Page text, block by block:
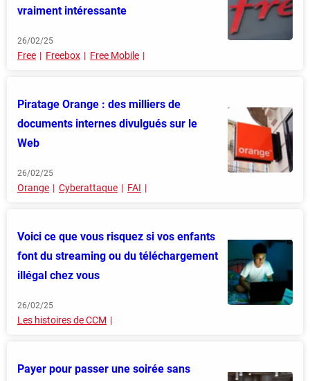
vraiment intéressante
26/02/25
Free Freebox Free Mobile
Piratage Orange : des milliers de
documents internes divulgués sur le
Web
26/02/25
Orange Cyberattaque FAI
Voici ce que vous risquez si vos enfants
font du streaming ou du téléchargement
illégal chez vous
26/02/25
Les histoires de CCM
Payer pour passer une soirée sans